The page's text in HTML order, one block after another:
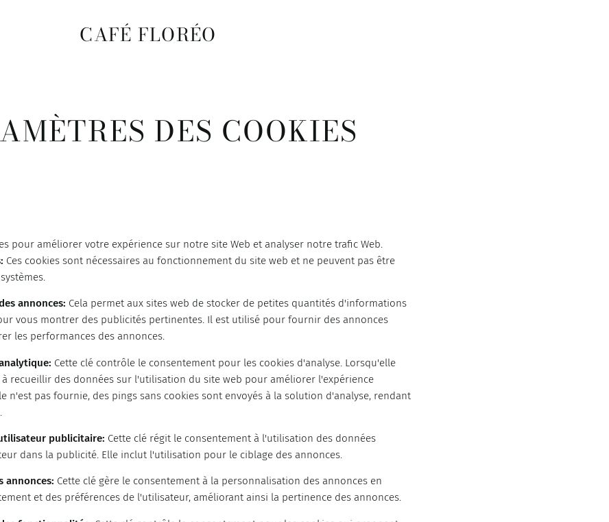
CAFÉ FLORÉO
DES COOKIES
pour améliorer votre expérience sur notre site Web et analyser notre trafic Web.
: Ces cookies sont nécessaires au fonctionnement du site web et ne peuvent pas être
annonces: Cela permet aux sites web de stocker de petites quantités d'informations
vous montrer des publicités pertinentes. Il est utilisé pour fournir des annonces
les performances des annonces.
: Cette clé contrôle le consentement pour les cookies d'analyse. Lorsqu'elle
recueillir des données sur l'utilisation du site web pour améliorer l'expérience
n'est pas fournie, des pings sans cookies sont envoyés à la solution d'analyse, rendant
publicitaire: Cette clé régit le consentement à l'utilisation des données
dans la publicité. Elle inclut l'utilisation pour le ciblage des annonces.
annonces: Cette clé gère le consentement à la personnalisation des annonces en
et des préférences de l'utilisateur, améliorant ainsi la pertinence des annonces.